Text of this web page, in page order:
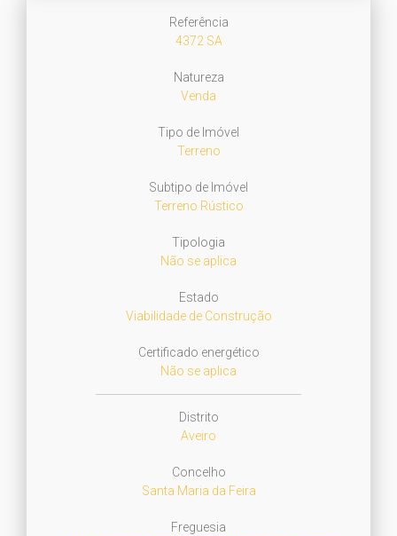
Referência
4372 SA
Natureza
Venda
Tipo de Imóvel
Terreno
Subtipo de Imóvel
Terreno Rústico
Tipologia
Não se aplica
Estado
Viabilidade de Construção
Certificado energético
Não se aplica
Distrito
Aveiro
Concelho
Santa Maria da Feira
Freguesia